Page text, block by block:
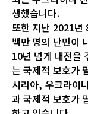
생했습니다.
또한 지난 2021년
백만 명의 난민이
10년 넘게 내전을
는 국제적 보호가
시리아, 우크라이
과 국제적 보호가